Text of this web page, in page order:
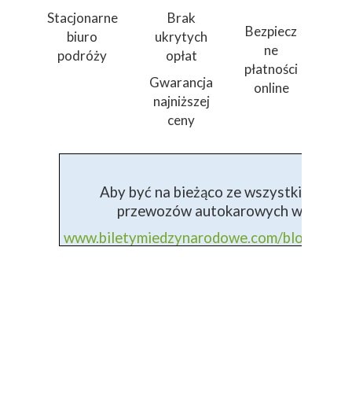
Bezpiecz
ne
płatności
online
Brak
ukrytych
opłat
Gwarancja
najniższej
ceny
Stacjonarne
biuro
podróży
Aby być na bieżąco ze wszystkimi
przewozów autokarowych wejdź na
www.biletymiedzynarodowe.com/